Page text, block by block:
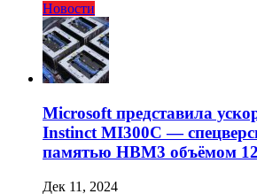
Новости
Microsoft представила
Instinct MI300C —
памятью HBM3 объёмом
Дек 11, 2024